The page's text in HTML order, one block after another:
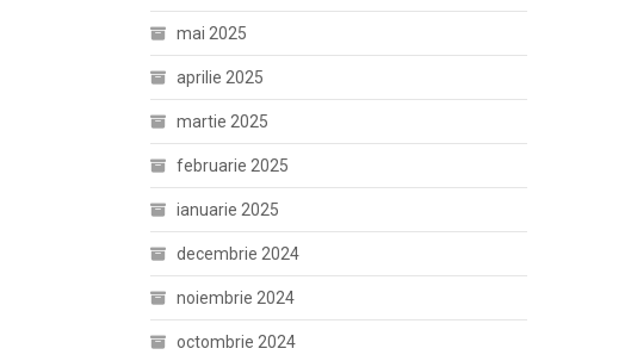
mai 2025
aprilie 2025
martie 2025
februarie 2025
ianuarie 2025
decembrie 2024
noiembrie 2024
octombrie 2024